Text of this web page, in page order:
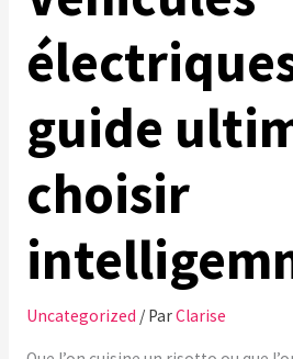
guide
choisir
Uncategorized / ParClarise